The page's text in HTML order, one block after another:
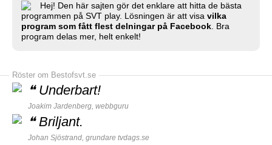
Hej! Den här sajten gör det enklare att hitta de bästa
programmen på SVT play. Lösningen är att visa vilka
program som fått flest delningar på Facebook . Bra
program delas mer, helt enkelt!
Röster om Bestofsvt.se
❝ Underbart!
Joakim Jardenberg, webbguru
❝Briljant.
Johan Sjöstrand, grundare tvdags.se